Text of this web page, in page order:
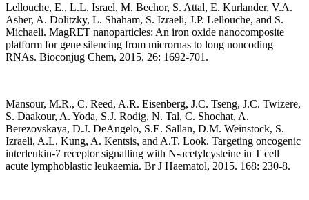
Lellouche, E., L.L. Israel, M. Bechor, S. Attal, E. Kurlander, V.A.
Asher, A. Dolitzky, L. Shaham, S. Izraeli, J.P. Lellouche, and S.
Michaeli. MagRET nanoparticles: An iron oxide nanocomposite
platform for gene silencing from micrornas to long noncoding
RNAs. Bioconjug Chem, 2015. 26: 1692-701.
Mansour, M.R., C. Reed, A.R. Eisenberg, J.C. Tseng, J.C. Twizere,
S. Daakour, A. Yoda, S.J. Rodig, N. Tal, C. Shochat, A.
Berezovskaya, D.J. DeAngelo, S.E. Sallan, D.M. Weinstock, S.
Izraeli, A.L. Kung, A. Kentsis, and A.T. Look. Targeting oncogenic
interleukin-7 receptor signalling with N-acetylcysteine in T cell
acute lymphoblastic leukaemia. Br J Haematol, 2015. 168: 230-8.